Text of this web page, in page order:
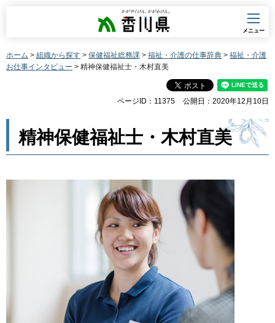
香川県
メニュー
ホーム > 組織から探す > 保健福祉総務課 > 福祉・介護の仕事辞典 > 福祉・介護
お仕事インタビュー > 精神保健福祉士・木村直美
ページID：11375 公開日：2020年12月10日
精神保健福祉士・木村直美